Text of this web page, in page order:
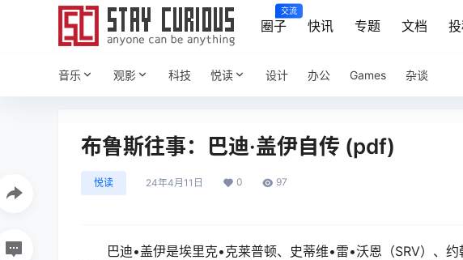
圈子
交流
快讯 专题 文档
音乐 观影 科技 悦读 设计 办公 Games 杂谈
布鲁斯往事：巴迪·盖伊自传 (pdf)
悦读 24年4月11日 0 97
巴迪•盖伊是埃里克•克莱普顿、史蒂维•雷•沃恩（SRV）、